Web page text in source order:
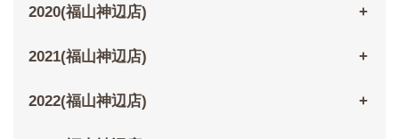
2020(福山神辺店)
2021(福山神辺店)
2022(福山神辺店)